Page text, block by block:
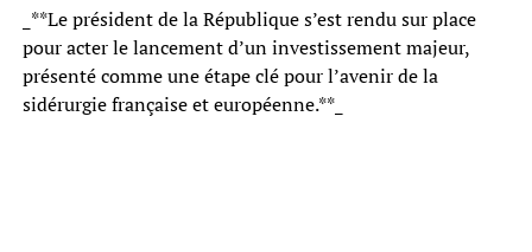
_**Le président de la République s’est rendu sur place
pour acter le lancement d’un investissement majeur,
présenté comme une étape clé pour l’avenir de la
sidérurgie française et européenne.**_